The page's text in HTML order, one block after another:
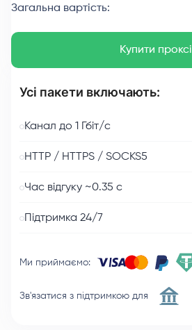
Загальна вартість:
Купити проксі
Усі пакети включають:
Канал до 1 Гбіт/с
HTTP / HTTPS / SOCKS5
Час відгуку ~0.35 с
Підтримка 24/7
Ми приймаємо:
Зв'язатися з підтримкою для